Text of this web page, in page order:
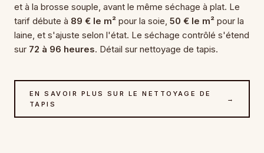
et à la brosse souple, avant le même séchage à plat. Le
tarif débute à 89 € le m² pour la soie, 50 € le m² pour la
laine, et s'ajuste selon l'état. Le séchage contrôlé s'étend
sur 72 à 96 heures. Détail sur nettoyage de tapis.
EN SAVOIR PLUS SUR LE NETTOYAGE DE
TAPIS
→